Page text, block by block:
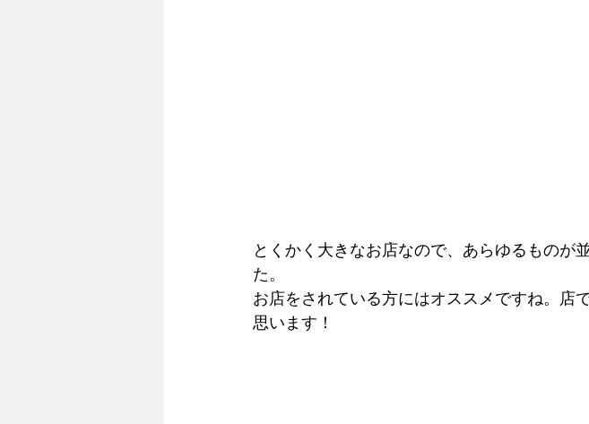
とくかく大きなお店なので、あらゆるものが
た。
お店をされている方にはオススメですね。店
思います！